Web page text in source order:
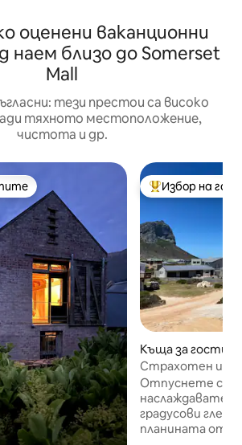
оценени ваканционни
наем близо до Somerset
Mall
тези престои са високо
тяхното местоположение,
чистота и др.
на гостите Най-популярен
Избор на
Къща за гости –
y
Страхотен
на Penguin Studio
Отпуснете се,
наслаждавате
градусови
планината от